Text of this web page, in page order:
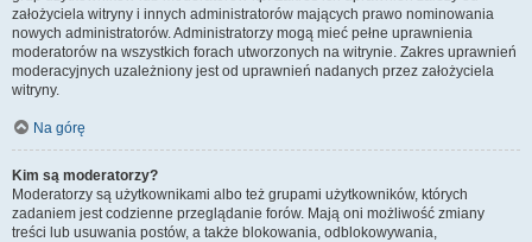
założyciela witryny i innych administratorów mających prawo nominowania
nowych administratorów. Administratorzy mogą mieć pełne uprawnienia
moderatorów na wszystkich forach utworzonych na witrynie. Zakres uprawnień
moderacyjnych uzależniony jest od uprawnień nadanych przez założyciela
witryny.
Na górę
Kim są moderatorzy?
Moderatorzy są użytkownikami albo też grupami użytkowników, których
zadaniem jest codzienne przeglądanie forów. Mają oni możliwość zmiany
treści lub usuwania postów, a także blokowania, odblokowywania,